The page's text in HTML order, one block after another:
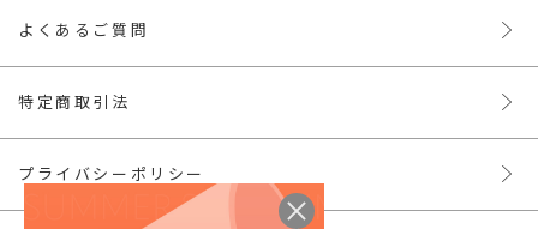
よくあるご質問
特定商取引法
プライバシーポリシー